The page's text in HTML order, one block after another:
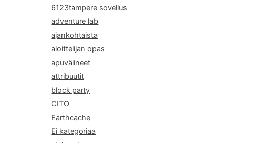
6123tampere sovellus
adventure lab
ajankohtaista
aloittelijan opas
apuvälineet
attribuutit
block party
CITO
Earthcache
Ei kategoriaa